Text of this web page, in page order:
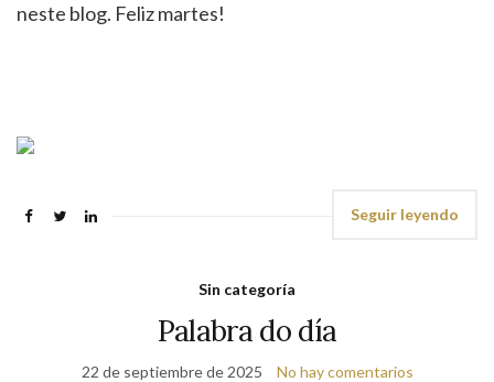
neste blog. Feliz martes!
Seguir leyendo
Sin categoría
Palabra do día
22 de septiembre de 2025 No hay comentarios